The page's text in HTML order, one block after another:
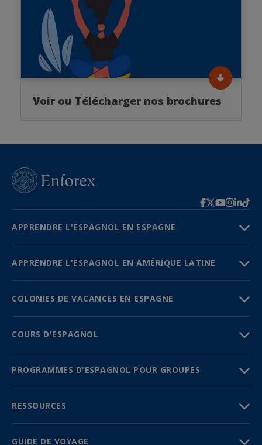
Voir ou Télécharger nos brochures
APPRENDRE L'ESPAGNOL EN ESPAGNE
APPRENDRE L'ESPAGNOL EN AMÉRIQUE LATINE
COLONIES DE VACANCES EN ESPAGNE
COURS D'ESPAGNOL
PROGRAMMES D'ESPAGNOL POUR GROUPES
RESSOURCES
GUIDE DE VOYAGE